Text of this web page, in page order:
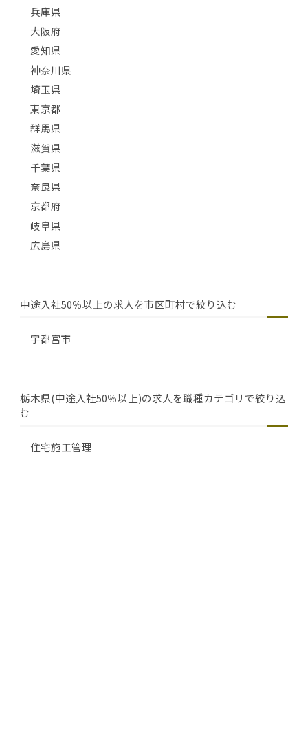
兵庫県
大阪府
愛知県
神奈川県
埼玉県
東京都
群馬県
滋賀県
千葉県
奈良県
京都府
岐阜県
広島県
中途入社50％以上の求人を市区町村で絞り込む
宇都宮市
栃木県(中途入社50％以上)の求人を職種カテゴリで絞り込
む
住宅施工管理